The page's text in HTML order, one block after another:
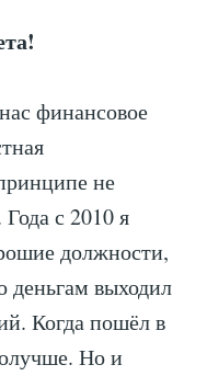
финансовое
не
с 2010 я
должности,
деньгам выходил
Когда пошёл в
Но и